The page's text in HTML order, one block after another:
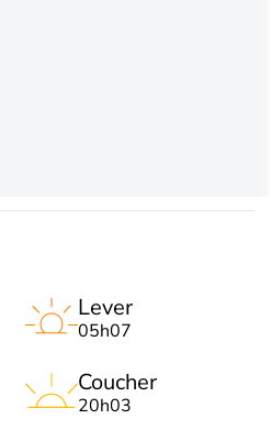
Lever
05h07
Coucher
20h03